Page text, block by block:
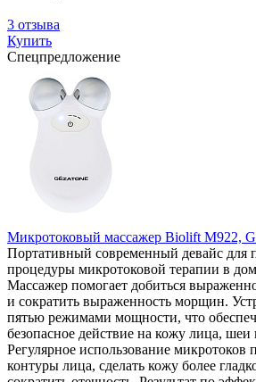
3 отзыва
Купить
Спецпредложение
Микротоковый массажер Biolift M922,
Портативный современный девайс для
процедуры микротоковой терапии в
Массажер помогает добиться
и сократить выраженность морщин.
пятью режимами мощности, что
безопасное действие на кожу лица, шеи
Регулярное использование микротоков
контуры лица, сделать кожу более